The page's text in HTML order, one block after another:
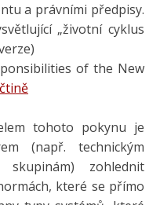
a právními předpisy.
„životní cyklus
of the New
tohoto pokynu je
(např. technickým
zohlednit
které se přímo